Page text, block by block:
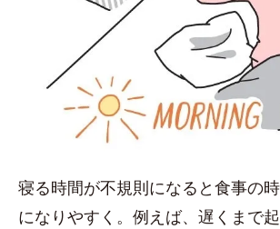
寝る時間が不規則になると食事の
になりやすく。例えば、遅くまで